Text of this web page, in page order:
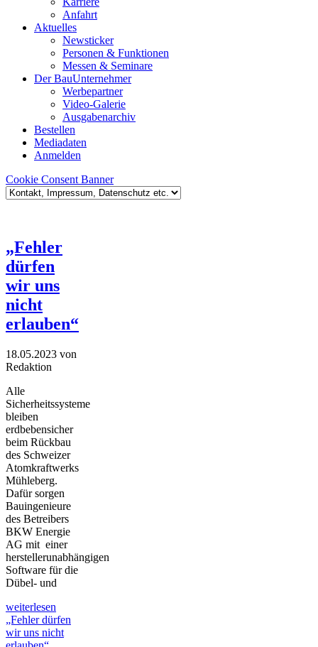
Anfahrt
Aktuelles
Newsticker
Personen & Funktionen
Messen & Seminare
Der BauUnternehmer
Werbepartner
Video-Galerie
Ausgabenarchiv
Bestellen
Mediadaten
Anmelden
Cookie Consent Banner
„Fehler
dürfen
wir uns
nicht
erlauben“
18.05.2023 von
Redaktion
Alle
Sicherheitssysteme
bleiben
erdbebensicher
beim Rückbau
des Schweizer
Atomkraftwerks
Mühleberg.
Dafür sorgen
Bauingenieure
des Betreibers
BKW Energie
AG mit einer
herstellerunabhängigen
Software für die
Dübel- und
weiterlesen
„Fehler dürfen
wir uns nicht